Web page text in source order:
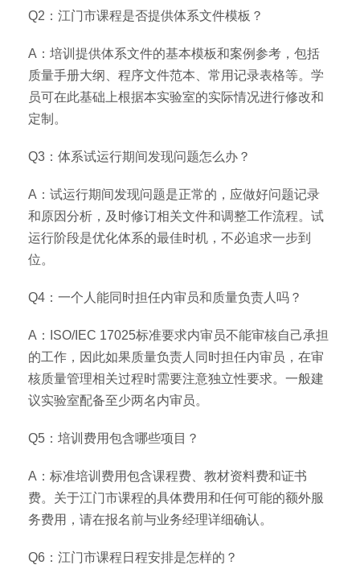
Q2：江门市课程是否提供体系文件模板？
A：培训提供体系文件的基本模板和案例参考，包括
质量手册大纲、程序文件范本、常用记录表格等。学
员可在此基础上根据本实验室的实际情况进行修改和
定制。
Q3：体系试运行期间发现问题怎么办？
A：试运行期间发现问题是正常的，应做好问题记录
和原因分析，及时修订相关文件和调整工作流程。试
运行阶段是优化体系的最佳时机，不必追求一步到
位。
Q4：一个人能同时担任内审员和质量负责人吗？
A：ISO/IEC 17025标准要求内审员不能审核自己承担
的工作，因此如果质量负责人同时担任内审员，在审
核质量管理相关过程时需要注意独立性要求。一般建
议实验室配备至少两名内审员。
Q5：培训费用包含哪些项目？
A：标准培训费用包含课程费、教材资料费和证书
费。关于江门市课程的具体费用和任何可能的额外服
务费用，请在报名前与业务经理详细确认。
Q6：江门市课程日程安排是怎样的？